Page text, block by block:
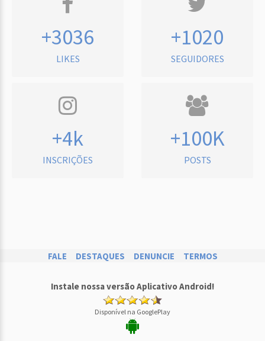
+3036
LIKES
+1020
SEGUIDORES
+4k
INSCRIÇÕES
+100K
POSTS
FALE DESTAQUES DENUNCIE TERMOS
Instale nossa versão Aplicativo Android!
Disponível na GooglePlay